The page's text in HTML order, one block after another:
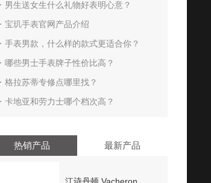
价格？
男生送女生什么礼物好表明心意？
宝玑手表官网产品介绍
手表男款，什么样的款式更适合你？
哪些男士手表牌子性价比高？
格拉苏蒂专修点哪里找？
卡地亚和劳力士哪个档次高？
热销产品 最新产品